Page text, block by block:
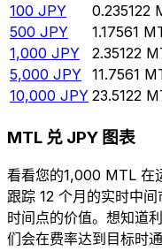
100 JPY 0.235122
500 JPY 1.17561
1,000 JPY 2.35122
5,000 JPY 11.7561
10,000 JPY 23.5122
MTL 兑 JPY 图表
看看您的1,000 MTL 在
跟踪 12 个月的实时中
时间点的价值。想知道
们会在费率达到目标时通